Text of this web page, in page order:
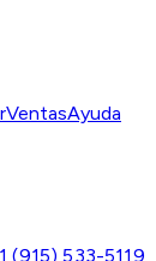
VentasAyuda
(915) 533-5119